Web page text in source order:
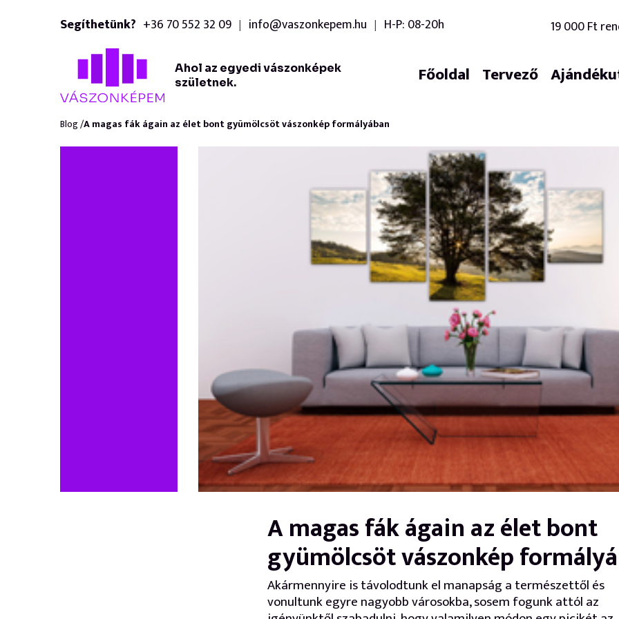
Segíthetünk? +36 70 552 32 09 info@vaszonkepem.hu H-P: 08-20h 19 000 Ft
Ahol az egyedi vászonképek
születnek.
Főoldal Tervező
Blog /A magas fák ágain az élet bont gyümölcsöt vászonkép formályában
A magas fák ágain az élet bont
gyümölcsöt vászonkép
Akármennyire is távolodtunk el manapság a természettől és
vonultunk egyre nagyobb városokba, sosem fogunk attól az